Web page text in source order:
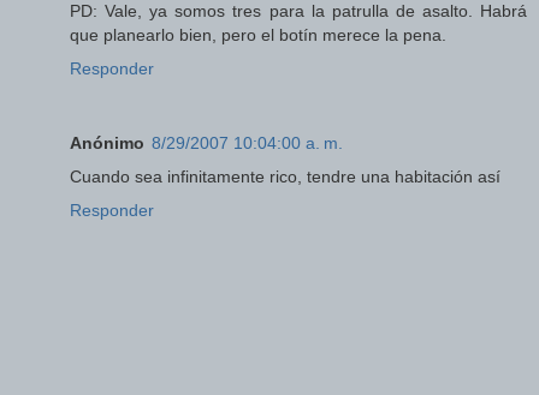
PD: Vale, ya somos tres para la patrulla de asalto. Habrá
que planearlo bien, pero el botín merece la pena.
Responder
Anónimo 8/29/2007 10:04:00 a. m.
Cuando sea infinitamente rico, tendre una habitación así
Responder